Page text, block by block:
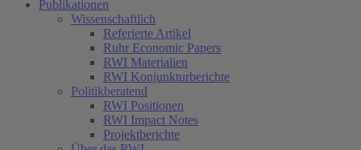
Publikationen
Wissenschaftlich
Referierte Artikel
Ruhr Economic Papers
RWI Materialien
RWI Konjunkturberichte
Politikberatend
RWI Positionen
RWI Impact Notes
Projektberichte